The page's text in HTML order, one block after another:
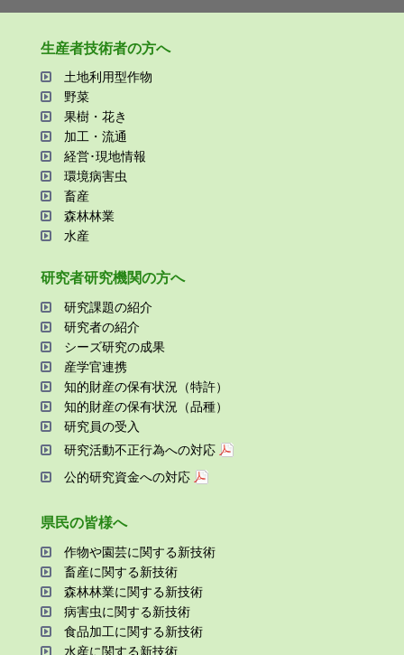
⽣産者技術者の⽅へ
⼟地利⽤型作物
野菜
果樹・花き
加⼯・流通
経営･現地情報
環境病害⾍
畜産
森林林業
⽔産
研究者研究機関の⽅へ
研究課題の紹介
研究者の紹介
シーズ研究の成果
産学官連携
知的財産の保有状況（特許）
知的財産の保有状況（品種）
研究員の受⼊
研究活動不正⾏為への対応
公的研究資金への対応
県⺠の皆様へ
作物や園芸に関する新技術
畜産に関する新技術
森林林業に関する新技術
病害⾍に関する新技術
⾷品加⼯に関する新技術
⽔産に関する新技術